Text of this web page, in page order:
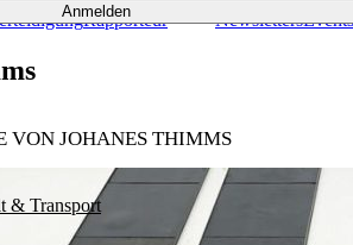
Anmelden
& Transport
Rapporteur NewslettersEvents
VON JOHANES THIMMS